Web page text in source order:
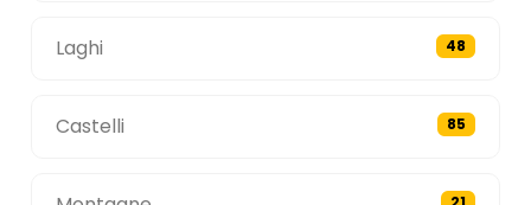
Laghi 48
Castelli 85